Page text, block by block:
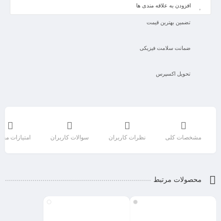
افزودن به علاقه مندی ها
تضمین بهترین قیمت
ضمانت سلامت فیزیکی
تحویل اکسپرس
مشخصات کلی نظرات کاربران سوالات کاربران امتیازات
محصولات مرتبط